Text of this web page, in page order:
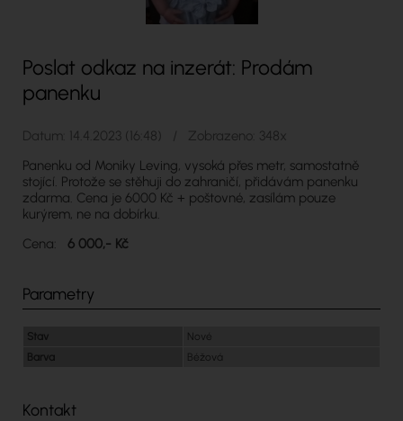
Poslat odkaz na inzerát: Prodám
panenku
Datum: 14.4.2023 (16:48) / Zobrazeno: 348x
Panenku od Moniky Leving, vysoká přes metr, samostatně
stojící. Protože se stěhuji do zahraničí, přidávám panenku
zdarma. Cena je 6000 Kč + poštovné, zasílám pouze
kurýrem, ne na dobírku.
Cena: 6 000,- Kč
Parametry
Stav
Nové
Barva
Béžová
Kontakt